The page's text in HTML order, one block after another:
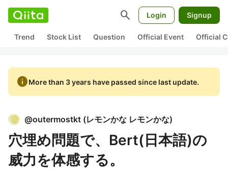
search Login Signup
Trend Stock List Question Official Event Official
infoMore than 3 years have passed since last update.
@outermostkt (レモンかな レモンかな)
穴埋め問題で、Bert(日本語)の
威力を体感する。